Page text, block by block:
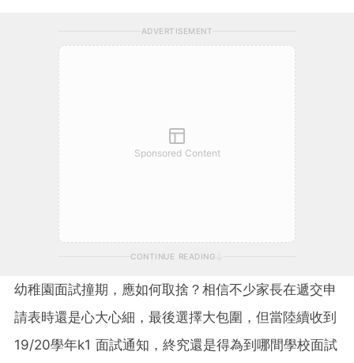
滿愛的環境下健康快樂地成長。家有一個活潑小男孩路卡斯, 籍這
平台紀錄我家小寶的成長點滴, 也為湊B育兒經歷作小分享 ❤️ 歡迎
透過電郵聯絡:
Facebook: vivimamabloghk
Instagram: vivimamablog
ADVERTISEMENT
Sponsored Content
CONTINUE READING
幼稚園面試撞期，應如何取捨？相信不少家長在遞交申
請表時還是心大心細，最後選擇大包圍，但當陸續收到
19/20學年k1 面試通知，終究還是得為到哪間學校面試